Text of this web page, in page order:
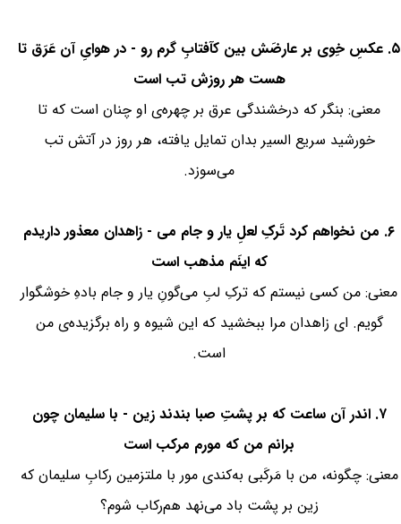
۵. عکسِ خِوی بر عارضَش بین کآفتابِ گرم رو - در هوایِ آن عَرَق تا
هست هر روزش تب است
معنی: بنگر که درخشندگی عرق بر چهره‌ی او چنان است که تا
خورشید سریع السیر بدان تمایل یافته، هر روز در آتش تب
می‌سوزد.
۶. من نخواهم کرد تَرکِ لعلِ یار و جام می - زاهدان معذور داریدم
که اینَم مذهب است
معنی: من کسی نیستم که ترکِ لبِ می‌گونِ یار و جام بادهِ خوشگوار
گویم. ای زاهدان مرا ببخشید که این شیوه و راه برگزیده‌ی من
است.
۷. اندر آن ساعت که بر پشتِ صبا بندند زین - با سلیمان چون
برانم من که مورم مرکب است
معنی: چگونه، من با مَرکَبی به‌کندی مور با ملتزمین رکابِ سلیمان که
زین بر پشت باد می‌نهد هم‌رکاب شوم؟